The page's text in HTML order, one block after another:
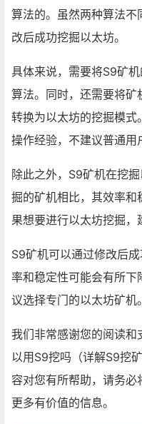
算法的。虽然两种算法
改后成功挖掘以太坊。
具体来说，需要将S9矿
算法。同时，还需要将
转换为以太坊的挖掘模式
操作经验，不建议普通用
除此之外，S9矿机在挖
掘的矿机相比，其效率和
果想要进行以太坊挖掘，
S9矿机可以通过修改后
率和稳定性可能会有所
议选择专门的以太坊矿机。
我们非常感谢您的阅读
以用S9挖吗（详解S9挖
容对您有所帮助，请务
更多有价值的信息。